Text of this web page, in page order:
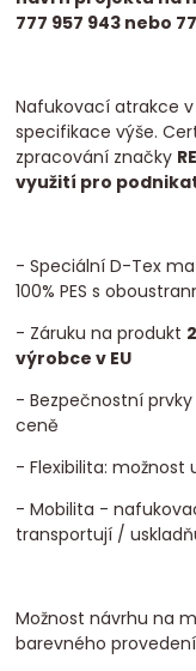
777 957 943 nebo
Nafukovací atrakce
specifikace výše.
zpracování značky
využití pro
- Speciální D-Tex
100% PES s
- Záruku na produkt
výrobce v EU
- Bezpečnostní
ceně
- Flexibilita: možnost
- Mobilita -
transportují /
Možnost návrhu na
barevného